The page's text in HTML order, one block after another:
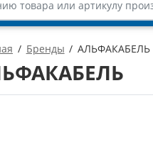
Бренды АЛЬФАКАБЕЛЬ